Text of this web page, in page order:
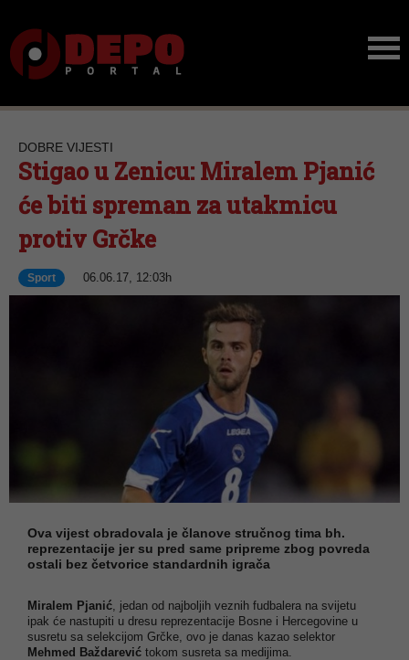
DOBRE VIJESTI
Stigao u Zenicu: Miralem Pjanić
će biti spreman za utakmicu
protiv Grčke
Sport 06.06.17, 12:03h
Ova vijest obradovala je članove stručnog tima bh.
reprezentacije jer su pred same pripreme zbog povreda
ostali bez četvorice standardnih igrača
Miralem Pjanić , jedan od najboljih veznih fudbalera na svijetu
ipak će nastupiti u dresu reprezentacije Bosne i Hercegovine u
susretu sa selekcijom Grčke, ovo je danas kazao selektor
Mehmed Baždarević tokom susreta sa medijima.